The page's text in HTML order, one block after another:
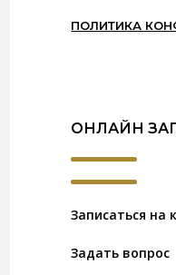
ПОЛИТИКА
ОНЛАЙН
Записаться на
Задать вопрос